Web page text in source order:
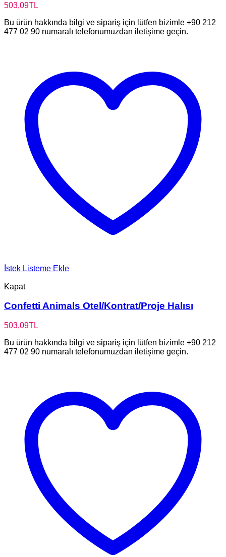
503,09TL
Bu ürün hakkında bilgi ve sipariş için lütfen bizimle +90 212
477 02 90 numaralı telefonumuzdan iletişime geçin.
İstek Listeme Ekle
Kapat
Confetti Animals Otel/Kontrat/Proje Halısı
503,09TL
Bu ürün hakkında bilgi ve sipariş için lütfen bizimle +90 212
477 02 90 numaralı telefonumuzdan iletişime geçin.